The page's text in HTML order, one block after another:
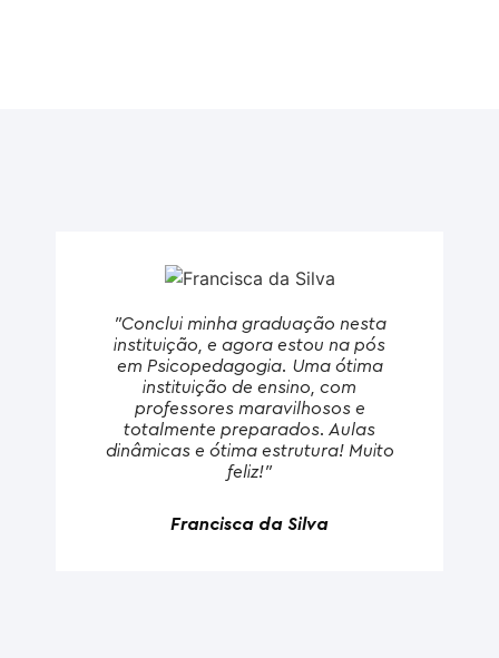
"Conclui minha graduação nesta
instituição, e agora estou na pós
em Psicopedagogia. Uma ótima
instituição de ensino, com
professores maravilhosos e
totalmente preparados. Aulas
dinâmicas e ótima estrutura! Muito
feliz!"
Francisca da Silva